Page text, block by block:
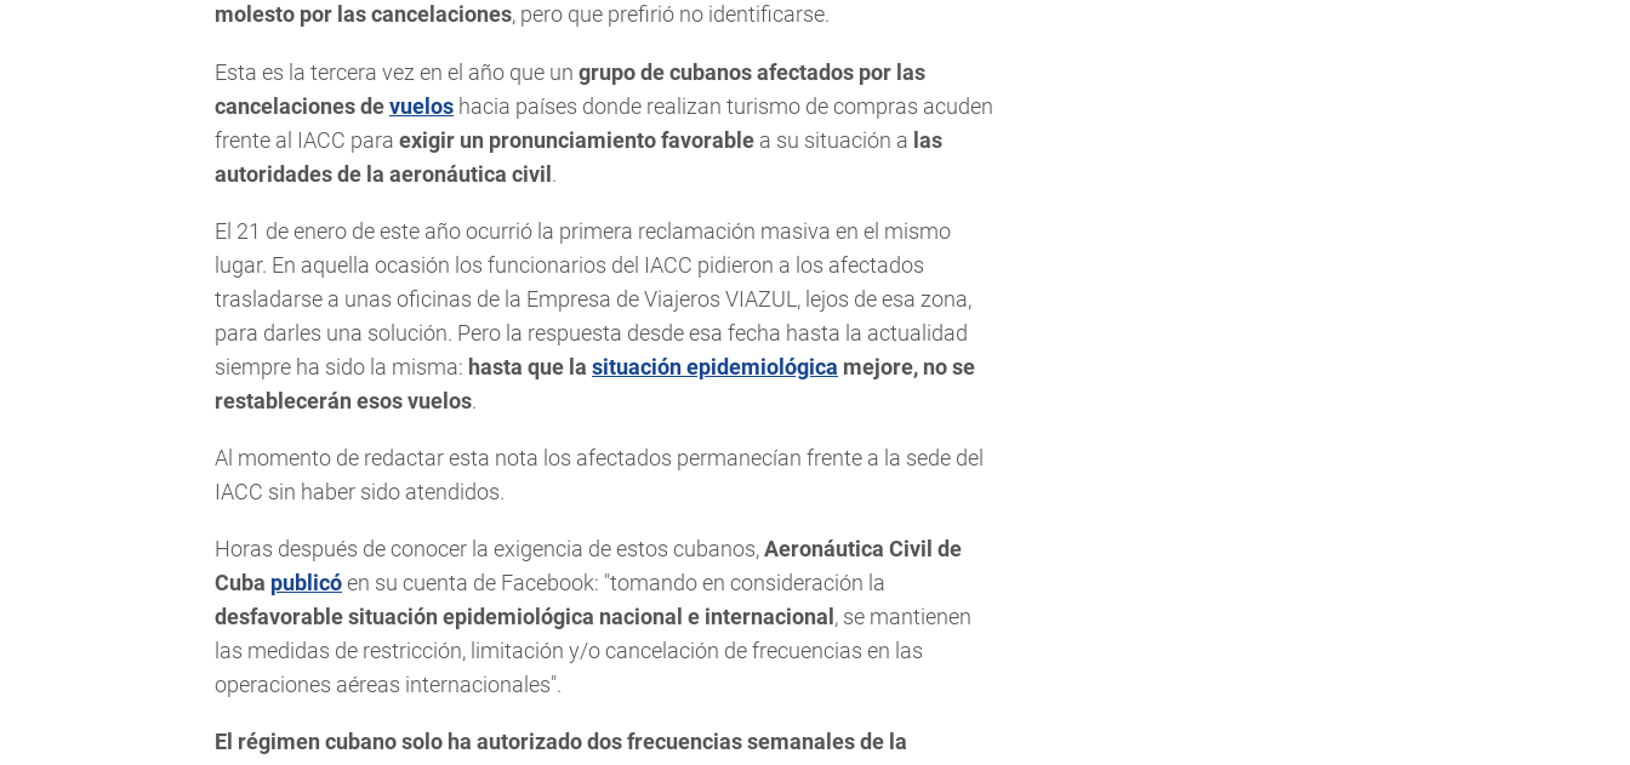
molesto por las cancelaciones, pero que prefirió no identificarse.
Esta es la tercera vez en el año que un grupo de cubanos afectados por las
cancelaciones devuelos hacia países donde realizan turismo de compras acuden
frente al IACC para exigir un pronunciamiento favorable a su situación a las
autoridades de la aeronáutica civil.
El 21 de enero de este año ocurrió la primera reclamación masiva en el mismo
lugar. En aquella ocasión los funcionarios del IACC pidieron a los afectados
trasladarse a unas oficinas de la Empresa de Viajeros VIAZUL, lejos de esa zona,
para darles una solución. Pero la respuesta desde esa fecha hasta la actualidad
siempre ha sido la misma: hasta que la situación epidemiológica mejore, no se
restablecerán esos vuelos.
Al momento de redactar esta nota los afectados permanecían frente a la sede del
IACC sin haber sido atendidos.
Horas después de conocer la exigencia de estos cubanos,Aeronáutica Civil de
Cuba publicóen su cuenta de Facebook: "tomando en consideración la
desfavorable situación epidemiológica nacional e internacional , se mantienen
las medidas de restricción, limitación y/o cancelación de frecuencias en las
operaciones aéreas internacionales".
El régimen cubano solo ha autorizado dos frecuencias semanales de la